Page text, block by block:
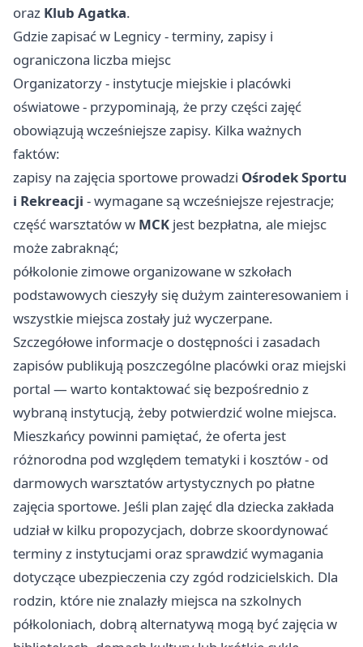
oraz Klub Agatka.
Gdzie zapisać w Legnicy - terminy, zapisy i
ograniczona liczba miejsc
Organizatorzy - instytucje miejskie i placówki
oświatowe - przypominają, że przy części zajęć
obowiązują wcześniejsze zapisy. Kilka ważnych
faktów:
zapisy na zajęcia sportowe prowadzi Ośrodek Sportu
i Rekreacji - wymagane są wcześniejsze rejestracje;
część warsztatów w MCK jest bezpłatna, ale miejsc
może zabraknąć;
półkolonie zimowe organizowane w szkołach
podstawowych cieszyły się dużym zainteresowaniem i
wszystkie miejsca zostały już wyczerpane.
Szczegółowe informacje o dostępności i zasadach
zapisów publikują poszczególne placówki oraz miejski
portal — warto kontaktować się bezpośrednio z
wybraną instytucją, żeby potwierdzić wolne miejsca.
Mieszkańcy powinni pamiętać, że oferta jest
różnorodna pod względem tematyki i kosztów - od
darmowych warsztatów artystycznych po płatne
zajęcia sportowe. Jeśli plan zajęć dla dziecka zakłada
udział w kilku propozycjach, dobrze skoordynować
terminy z instytucjami oraz sprawdzić wymagania
dotyczące ubezpieczenia czy zgód rodzicielskich. Dla
rodzin, które nie znalazły miejsca na szkolnych
półkoloniach, dobrą alternatywą mogą być zajęcia w